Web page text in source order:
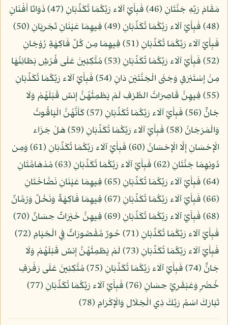
مَقَامَ رَبِّهِ جَنَّتَانِ (46) فَبِأَيِّ آلَاء رَبِّكُمَا تُكَذِّبَانِ (47) ذَوَاتَا أَفْنَانٍ
(48) فَبِأَيِّ آلَاء رَبِّكُمَا تُكَذِّبَانِ (49) فِيهِمَا عَيْنَانِ تَجْرِيَانِ (50)
فَبِأَيِّ آلَاء رَبِّكُمَا تُكَذِّبَانِ (51) فِيهِمَا مِن كُلِّ فَاكِهَةٍ زَوْجَانِ
(52) فَبِأَيِّ آلَاء رَبِّكُمَا تُكَذِّبَانِ (53) مُتَّكِئِينَ عَلَى فُرُشٍ بَطَائِنُهَا
مِنْ إِسْتَبْرَقٍ وَجَنَى الْجَنَّتَيْنِ دَانٍ (54) فَبِأَيِّ آلَاء رَبِّكُمَا تُكَذِّبَانِ
(55) فِيهِنَّ قَاصِرَاتُ الطَّرْفِ لَمْ يَطْمِثْهُنَّ إِنسٌ قَبْلَهُمْ وَلَا
جَانٌّ (56) فَبِأَيِّ آلَاء رَبِّكُمَا تُكَذِّبَانِ (57) كَأَنَّهُنَّ الْيَاقُوتُ
وَالْمَرْجَانُ (58) فَبِأَيِّ آلَاء رَبِّكُمَا تُكَذِّبَانِ (59) هَلْ جَزَاء
الْإِحْسَانِ إِلَّا الْإِحْسَانُ (60) فَبِأَيِّ آلَاء رَبِّكُمَا تُكَذِّبَانِ (61) وَمِن
دُونِهِمَا جَنَّتَانِ (62) فَبِأَيِّ آلَاء رَبِّكُمَا تُكَذِّبَانِ (63) مُدْهَامَّتَانِ
(64) فَبِأَيِّ آلَاء رَبِّكُمَا تُكَذِّبَانِ (65) فِيهِمَا عَيْنَانِ نَضَّاخَتَانِ
(66) فَبِأَيِّ آلَاء رَبِّكُمَا تُكَذِّبَانِ (67) فِيهِمَا فَاكِهَةٌ وَنَخْلٌ وَرُمَّانٌ
(68) فَبِأَيِّ آلَاء رَبِّكُمَا تُكَذِّبَانِ (69) فِيهِنَّ خَيْرَاتٌ حِسَانٌ (70)
فَبِأَيِّ آلَاء رَبِّكُمَا تُكَذِّبَانِ (71) حُورٌ مَّقْصُورَاتٌ فِي الْخِيَامِ (72)
فَبِأَيِّ آلَاء رَبِّكُمَا تُكَذِّبَانِ (73) لَمْ يَطْمِثْهُنَّ إِنسٌ قَبْلَهُمْ وَلَا
جَانٌّ (74) فَبِأَيِّ آلَاء رَبِّكُمَا تُكَذِّبَانِ (75) مُتَّكِئِينَ عَلَى رَفْرَفٍ
خُضْرٍ وَعَبْقَرِيٍّ حِسَانٍ (76) فَبِأَيِّ آلَاء رَبِّكُمَا تُكَذِّبَانِ (77)
تَبَارَكَ اسْمُ رَبِّكَ ذِي الْجَلَالِ وَالْإِكْرَامِ (78)